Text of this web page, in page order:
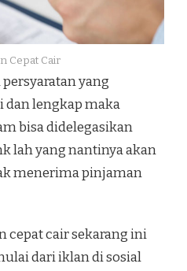
Cepat Cair
yang
dan lengkap maka
bisa didelegasikan
lah yang nantinya akan
menerima pinjaman
cepat cair sekarang ini
dari iklan di sosial